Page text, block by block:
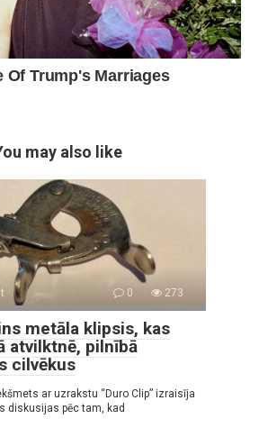
may also like
0 273
metāla klipsis, kas
atvilktnē, pilnībā
cilvēkus
ar uzrakstu “Duro Clip” izraisīja
diskusijas pēc tam, kad